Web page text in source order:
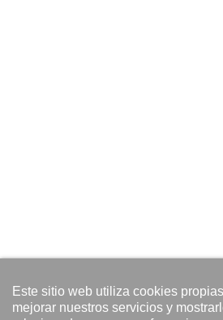
Este sitio web utiliza cookies
mejorar nuestros servicios y